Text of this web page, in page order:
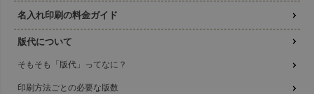
名入れ印刷の料金ガイド
版代について
そもそも「版代」ってなに？
印刷方法ごとの必要な版数